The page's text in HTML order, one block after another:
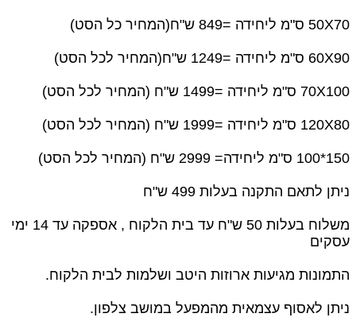
50X70 ס"מ ליחידה =849 ש"ח(המחיר כל הסט)
60X90 ס"מ ליחידה =1249 ש"ח(המחיר לכל הסט)
70X100 ס"מ ליחידה =1499 ש"ח (המחיר לכל הסט)
120X80 ס"מ ליחידה =1999 ש"ח (המחיר לכל הסט)
150*100 ס"מ ליחידה= 2999 ש"ח (המחיר לכל הסט)
ניתן לתאם התקנה בעלות 499 ש"ח
משלוח בעלות 50 ש"ח עד בית הלקוח , אספקה עד 14 ימי
עסקים
התמונות מגיעות ארוזות היטב ושלמות לבית הלקוח.
ניתן לאסוף עצמאית מהמפעל במושב צלפון.